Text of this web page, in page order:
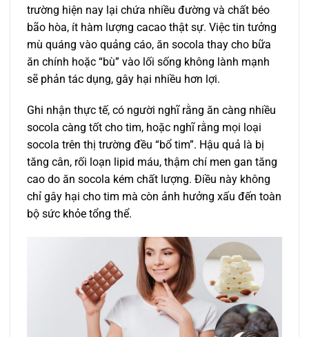
trường hiện nay lại chứa nhiều đường và chất béo
bão hòa, ít hàm lượng cacao thật sự. Việc tin tưởng
mù quáng vào quảng cáo, ăn socola thay cho bữa
ăn chính hoặc “bù” vào lối sống không lành mạnh
sẽ phản tác dụng, gây hại nhiều hơn lợi.
Ghi nhận thực tế, có người nghĩ rằng ăn càng nhiều
socola càng tốt cho tim, hoặc nghĩ rằng mọi loại
socola trên thị trường đều “bổ tim”. Hậu quả là bị
tăng cân, rối loạn lipid máu, thậm chí men gan tăng
cao do ăn socola kém chất lượng. Điều này không
chỉ gây hại cho tim mà còn ảnh hưởng xấu đến toàn
bộ sức khỏe tổng thể.